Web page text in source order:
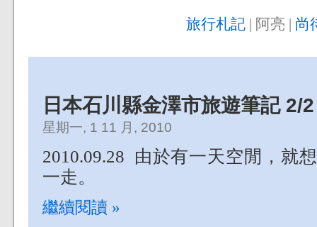
旅行札記 | 阿亮 | 尚
日本石川縣金澤市旅遊筆記 2/2
星期一, 1 11 月, 2010
2010.09.28 由於有一天空閒，就
一走。
繼續閱讀 »